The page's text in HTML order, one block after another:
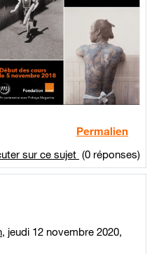
Permalien
sur ce sujet (0 réponses)
jeudi 12 novembre 2020,